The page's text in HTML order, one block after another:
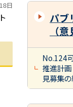
日
パブ
（
No.124
推進計
見募集